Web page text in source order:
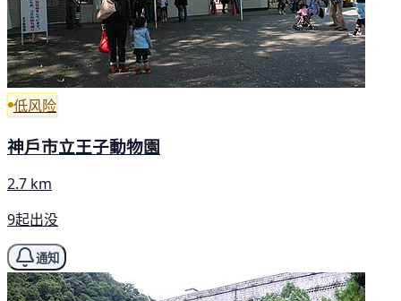
低风险
神戶市立王子動物園
2.7 km
9起出没
通知